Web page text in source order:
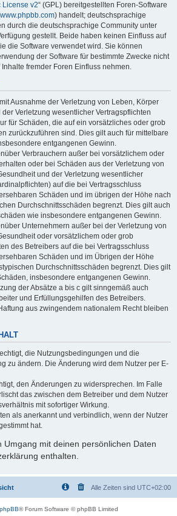
License v2“ (GPL) bereitgestellten Foren-Software
www.phpbb.com) handelt; deutschsprachige
durch die deutschsprachige Community unter
gestellt. Beide haben keinen Einfluss auf
die Software verwendet wird. Sie können
der Software für bestimmte Zwecke nicht
fremder Foren Einfluss nehmen.
Ausnahme der Verletzung von Leben, Körper
Verletzung wesentlicher Vertragspflichten
für Schäden, die auf ein vorsätzliches oder grob
zurückzuführen sind. Dies gilt auch für mittelbare
entgangenen Gewinn.
Verbrauchern außer bei vorsätzlichem oder
oder bei Schäden aus der Verletzung von
und der Verletzung wesentlicher
auf die bei Vertragsschluss
Schäden und im übrigen der Höhe nach
Durchschnittsschäden begrenzt. Dies gilt auch
wie insbesondere entgangenen Gewinn.
Unternehmern außer bei der Verletzung von
oder vorsätzlichem oder grob
des Betreibers auf die bei Vertragsschluss
Schäden und im Übrigen der Höhe
Durchschnittsschäden begrenzt. Dies gilt
insbesondere entgangenen Gewinn.
der Absätze a bis c gilt sinngemäß auch
und Erfüllungsgehilfen des Betreibers.
aus zwingendem nationalem Recht bleiben
die Nutzungsbedingungen und die
zu ändern. Die Änderung wird dem Nutzer per E-
den Änderungen zu widersprechen. Im Falle
das zwischen dem Betreiber und dem Nutzer
mit sofortiger Wirkung.
als anerkannt und verbindlich, wenn der Nutzer
hat.
Umgang mit deinen persönlichen Daten
enthalten.
Alle Zeiten sind UTC+02:00
phpBB® Forum Software © phpBB Limited